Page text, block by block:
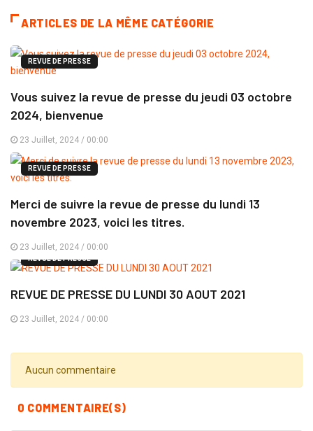
ARTICLES DE LA MÊME CATÉGORIE
REVUE DE PRESSE
Vous suivez la revue de presse du jeudi 03 octobre
2024, bienvenue
23 Juillet, 2024 / 00:00
REVUE DE PRESSE
Merci de suivre la revue de presse du lundi 13
novembre 2023, voici les titres.
23 Juillet, 2024 / 00:00
REVUE DE PRESSE
REVUE DE PRESSE DU LUNDI 30 AOUT 2021
23 Juillet, 2024 / 00:00
Aucun commentaire
0 COMMENTAIRE(S)